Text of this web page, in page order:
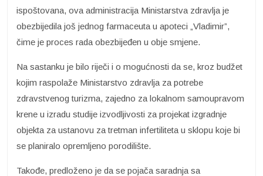
ispoštovana, ova administracija Ministarstva zdravlja je
obezbijedila još jednog farmaceuta u apoteci „Vladimir”,
čime je proces rada obezbijeđen u obje smjene.
Na sastanku je bilo riječi i o mogućnosti da se, kroz budžet
kojim raspolaže Ministarstvo zdravlja za potrebe
zdravstvenog turizma, zajedno za lokalnom samoupravom
krene u izradu studije izvodljivosti za projekat izgradnje
objekta za ustanovu za tretman infertiliteta u sklopu koje bi
se planiralo opremljeno porodilište.
Takođe, predloženo je da se pojača saradnja sa